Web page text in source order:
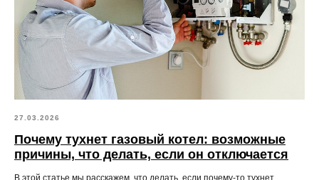
27.03.2026
Почему тухнет газовый котел: возможные
причины, что делать, если он отключается
В этой статье мы расскажем, что делать, если почему-то тухнет